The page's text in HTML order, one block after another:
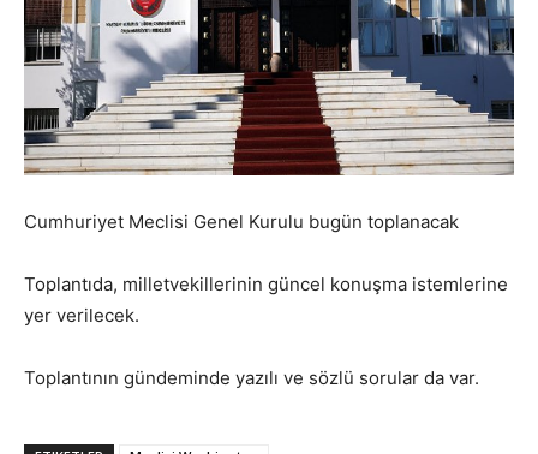
Cumhuriyet Meclisi Genel Kurulu bugün toplanacak
Toplantıda, milletvekillerinin güncel konuşma istemlerine
yer verilecek.
Toplantının gündeminde yazılı ve sözlü sorular da var.